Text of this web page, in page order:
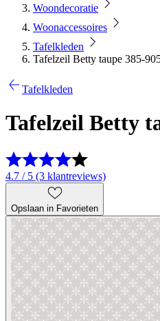
Woondecoratie
Woonaccessoires
Tafelkleden
Tafelzeil Betty taupe 385-
Tafelkleden
Tafelzeil Betty
4.7 / 5 (3 klantreviews)
Opslaan in Favorieten